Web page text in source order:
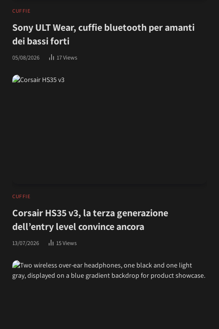
CUFFIE
Sony ULT Wear, cuffie bluetooth per amanti
dei bassi forti
05/08/2026 17Views
CUFFIE
Corsair HS35 v3, la terza generazione
dell’entry level convince ancora
13/07/2026 15Views